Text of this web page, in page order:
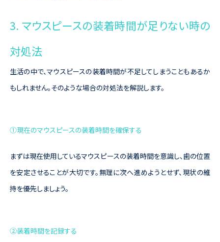
3. マウスピースの装着時間が足りない時の
対処法
生活の中で、マウスピースの装着時間が不足してしまうこともあるか
もしれません。そのような場合の対処法を解説します。
①現在のマウスピースの装着時間を確保する
まずは現在使用しているマウスピースの装着時間を意識し、歯の位置
を安定させることが大切です。無理に次へ進めようとせず、現状の維
持を優先しましょう。
②装着時間を記録する